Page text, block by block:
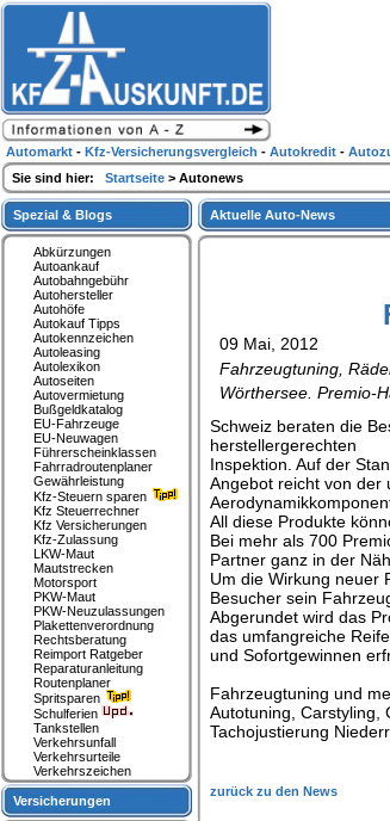
Aktuelle Auto-News
09 Mai, 2012
Fahrzeugtuning,
Wörthersee. Premio-
Schweiz beraten die
herstellergerechten
Inspektion. Auf der
Angebot reicht von der
All diese Produkte
Bei mehr als 700
Partner ganz in der
Um die Wirkung neuer
Besucher sein
Abgerundet wird das
das umfangreiche
und Sofortgewinnen
Fahrzeugtuning und
Autotuning, Carstyling,
Tachojustierung
zurück zu den News
Spezial & Blogs
Abkürzungen
Autoankauf
Autobahngebühr
Autohersteller
Autohöfe
Autokauf Tipps
Autokennzeichen
Autoleasing
Autolexikon
Autoseiten
Autovermietung
Bußgeldkatalog
EU-Fahrzeuge
EU-Neuwagen
Führerscheinklassen
Fahrradroutenplaner
Gewährleistung
Kfz-Steuern sparen
Kfz Steuerrechner
Kfz Versicherungen
Kfz-Zulassung
LKW-Maut
Mautstrecken
Motorsport
PKW-Maut
PKW-Neuzulassungen
Plakettenverordnung
Rechtsberatung
Reimport Ratgeber
Reparaturanleitung
Routenplaner
Spritsparen
Schulferien
Tankstellen
Verkehrsunfall
Verkehrsurteile
Verkehrszeichen
Versicherungen
Automarkt - Kfz-Versicherungsvergleich - Autokredit -
Sie sind hier: Startseite > Autonews